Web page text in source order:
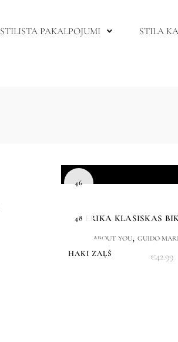
STILISTA PAKALPOJUMI STILA
46
48
HAKI ZAĻŠ
ERIKA KLASISKAS
ABOUT YOU,GUIDO
€42.99